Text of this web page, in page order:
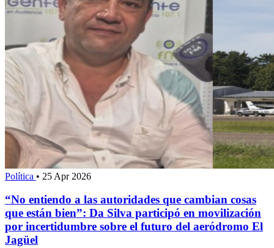
Política • 25 Apr 2026
“No entiendo a las autoridades que cambian cosas
que están bien”: Da Silva participó en movilización
por incertidumbre sobre el futuro del aeródromo El
Jagüel